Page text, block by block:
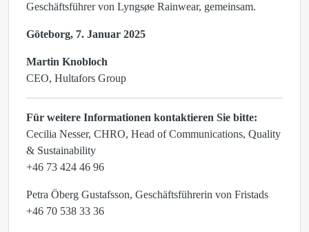
Geschäftsführer von Lyngsøe Rainwear, gemeinsam.
Göteborg, 7. Januar 2025
Martin Knobloch
CEO, Hultafors Group
Für weitere Informationen kontaktieren Sie bitte:
Cecilia Nesser, CHRO, Head of Communications, Quality
& Sustainability
+46 73 424 46 96
Petra Öberg Gustafsson, Geschäftsführerin von Fristads
+46 70 538 33 36